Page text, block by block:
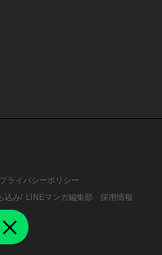
プライバシーポリシー
込み/ LINEマンガ編集部
採用情報